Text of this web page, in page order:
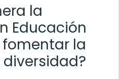
la
Educación
la